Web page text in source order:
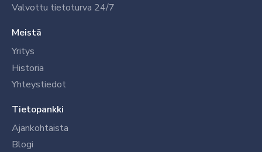
Valvottu tietoturva 24/7
Meistä
Yritys
Historia
Yhteystiedot
Tietopankki
Ajankohtaista
Blogi